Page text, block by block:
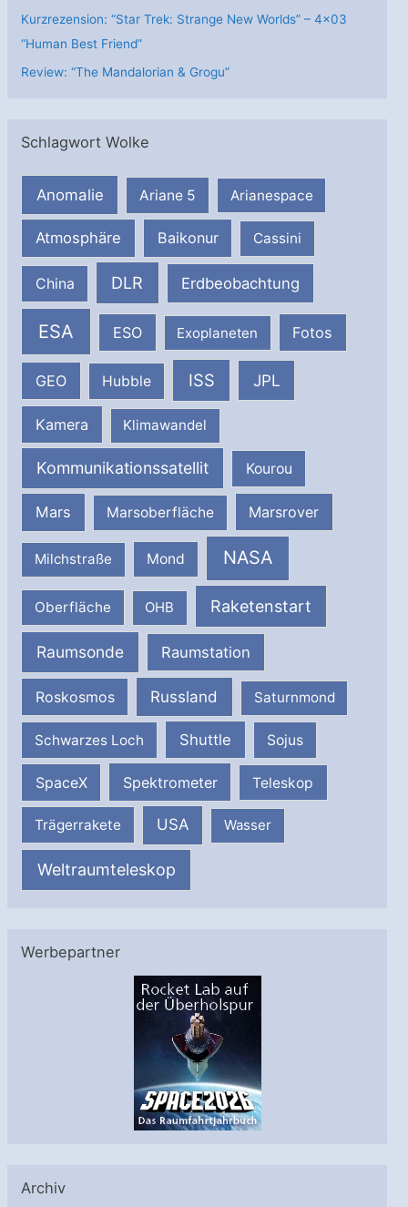
Kurzrezension: “Star Trek: Strange New Worlds” – 4×03
“Human Best Friend”
Review: “The Mandalorian & Grogu”
Schlagwort Wolke
Anomalie Ariane 5 Arianespace
Atmosphäre Baikonur Cassini
China DLR Erdbeobachtung
ESA ESO Exoplaneten Fotos
GEO Hubble ISS JPL
Kamera Klimawandel
Kommunikationssatellit Kourou
Mars Marsoberfläche Marsrover
Milchstraße Mond NASA
Oberfläche OHB Raketenstart
Raumsonde Raumstation
Roskosmos Russland Saturnmond
Schwarzes Loch Shuttle Sojus
SpaceX Spektrometer Teleskop
Trägerrakete USA Wasser
Weltraumteleskop
Werbepartner
Archiv